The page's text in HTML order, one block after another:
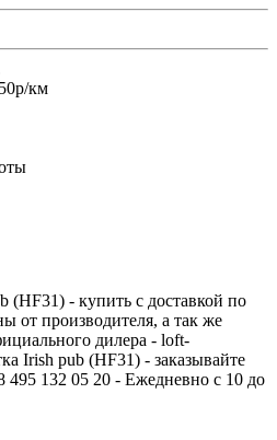
км
(HF31) - купить с доставкой по
от производителя, а так же
дилера - loft-
Irish pub (HF31) - заказывайте
495 132 05 20 - Ежедневно с 10 до